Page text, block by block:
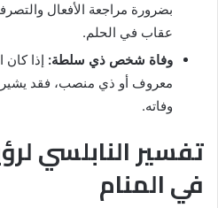
بضرورة مراجعة الأفعال
عقاب في الحلم.
وفاة شخص ذي سلطة: إذا
معروف أو ذي منصب، فقد يشير
وفاته.
تفسير النابلسي
في المنام